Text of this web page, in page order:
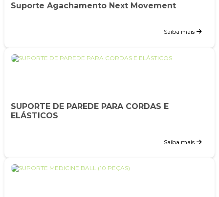
Suporte Agachamento Next Movement
Saiba mais
SUPORTE DE PAREDE PARA CORDAS E
ELÁSTICOS
Saiba mais